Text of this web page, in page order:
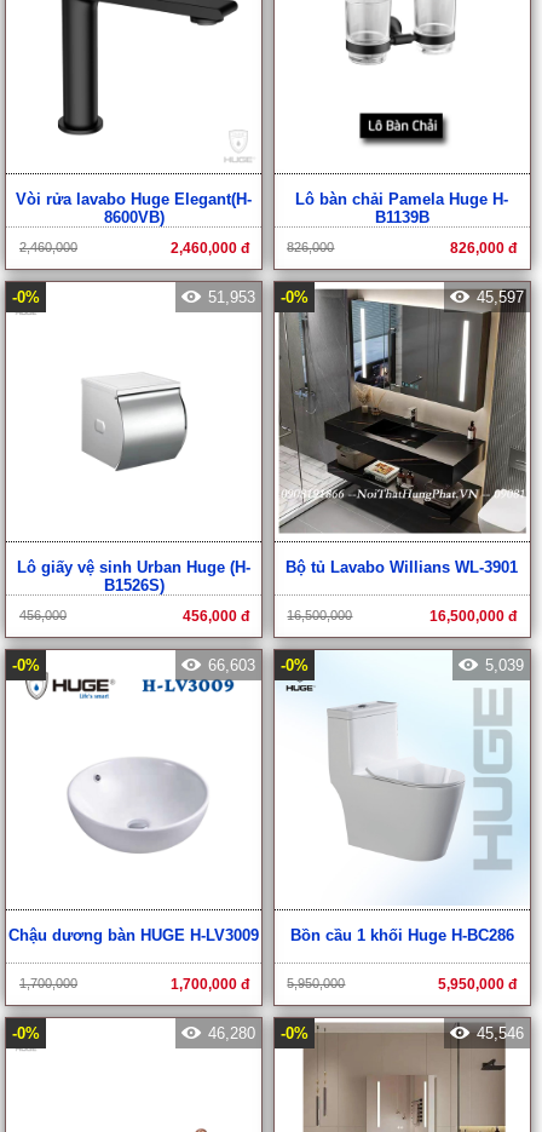
Vòi rửa lavabo Huge Elegant(H-
8600VB)
2,460,000 2,460,000 đ
Lô bàn chải Pamela Huge H-
B1139B
826,000 826,000 đ
-0% 51,953
Lô giấy vệ sinh Urban Huge (H-
B1526S)
456,000 456,000 đ
-0% 45,597
Bộ tủ Lavabo Willians WL-3901
16,500,000 16,500,000 đ
-0% 66,603
Chậu dương bàn HUGE H-LV3009
1,700,000 1,700,000 đ
-0% 5,039
Bồn cầu 1 khối Huge H-BC286
5,950,000 5,950,000 đ
-0% 46,280 -0% 45,546